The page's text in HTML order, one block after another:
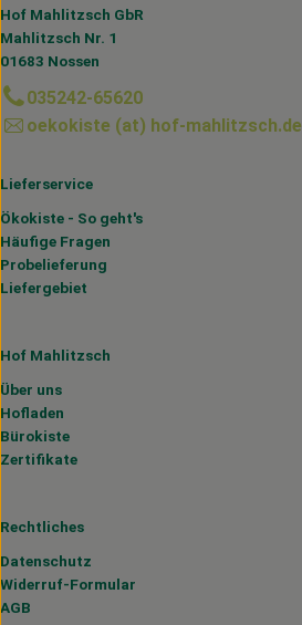
Hof Mahlitzsch GbR
Mahlitzsch Nr. 1
01683 Nossen
035242-65620
oekokiste (at) hof-mahlitzsch.de
Lieferservice
Ökokiste - So geht's
Häufige Fragen
Probelieferung
Liefergebiet
Hof Mahlitzsch
Über uns
Hofladen
Bürokiste
Zertifikate
Rechtliches
Datenschutz
Widerruf-Formular
AGB